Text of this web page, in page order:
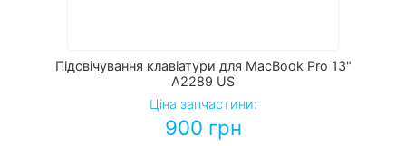
Підсвічування клавіатури для MacBook Pro 13"
A2289 US
Ціна запчастини:
900 грн